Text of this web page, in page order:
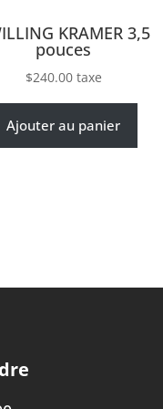
KRAMER 3,5
pouces
$240.00 taxe
Ajouter au panier